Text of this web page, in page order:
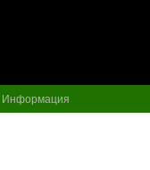
Информация